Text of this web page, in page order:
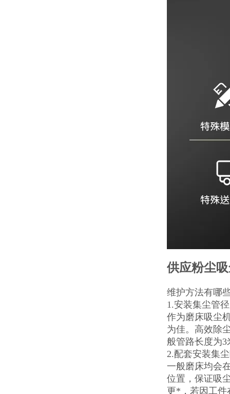
供应粉尘
维护方法有哪
1.安装集尘管
作为磨床吸尘
为佳。高效除
般管路长度为
2.配套安装集
一般磨床均会
位置，保证吸
更*，若因工件